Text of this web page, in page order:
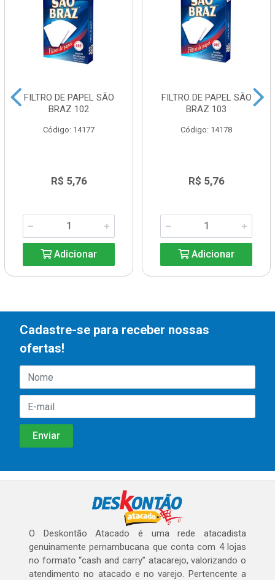
FILTRO DE PAPEL SÃO
BRAZ 102
Código: 14177
R$ 5,76
Adicionar
FILTRO DE PAPEL SÃO
BRAZ 103
Código: 14178
R$ 5,76
Adicionar
Cadastre-se para receber nossas
ofertas!
O Deskontão Atacado é uma rede atacadista
genuinamente pernambucana que conta com 4 lojas
no formato “cash and carry” atacarejo, valorizando o
atendimento no atacado e no varejo. Pertencente a